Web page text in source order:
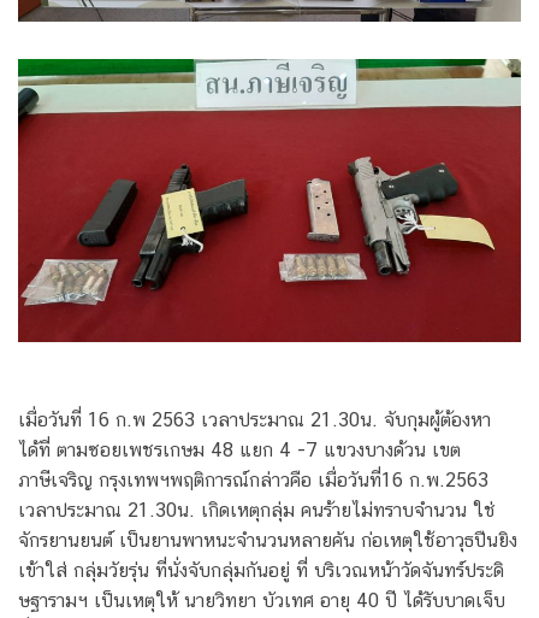
เมื่อวันที่ 16 ก.พ 2563 เวลาประมาณ 21.30น. จับกุมผู้ต้องหา
ได้ที่ ตามซอยเพชรเกษม 48 แยก 4 -7 แขวงบางด้วน เขต
ภาษีเจริญ กรุงเทพฯพฤติการณ์กล่าวคือ เมื่อวันที่16 ก.พ.2563
เวลาประมาณ 21.30น. เกิดเหตุกลุ่ม คนร้ายไม่ทราบจำนวน ใช่
จักรยานยนต์ เป็นยานพาหนะจำนวนหลายคัน ก่อเหตุใช้อาวุธปืนยิง
เข้าใส่ กลุ่มวัยรุ่น ที่นั่งจับกลุ่มกันอยู่ ที่ บริเวณหน้าวัดจันทร์ประดิ
ษฐารามฯ เป็นเหตุให้ นายวิทยา บัวเทศ อายุ 40 ปี ได้รับบาดเจ็บ